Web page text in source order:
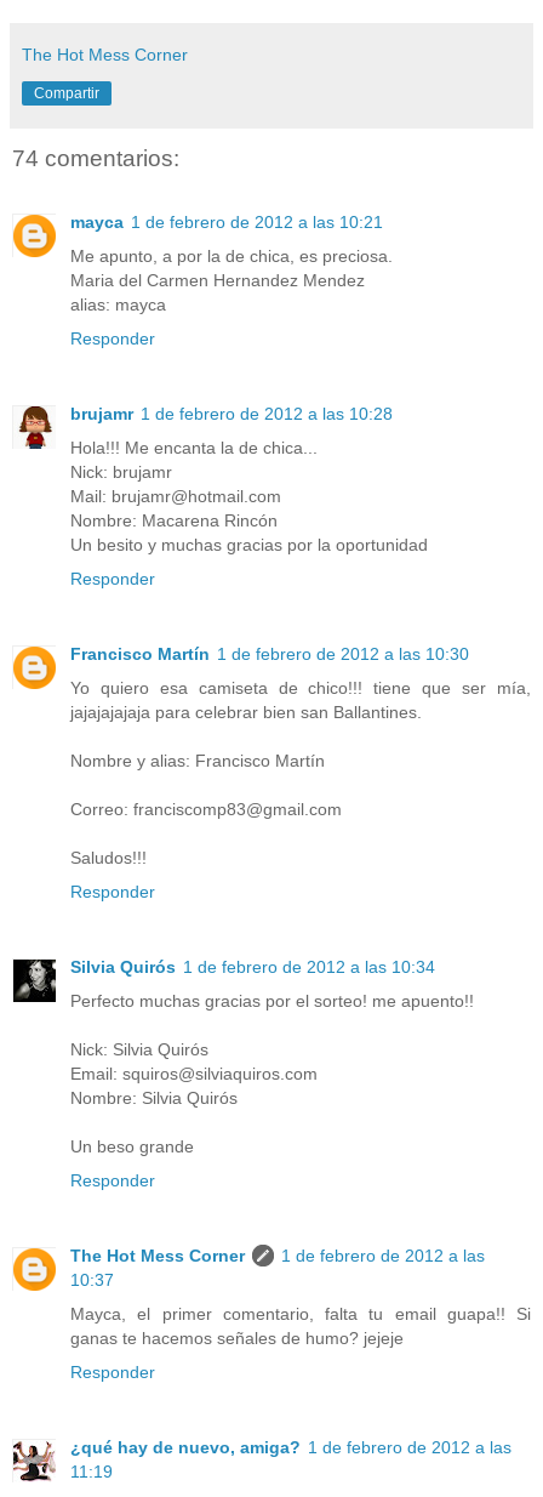
The Hot Mess Corner
Compartir
74 comentarios:
mayca 1 de febrero de 2012 a las 10:21
Me apunto, a por la de chica, es preciosa.
Maria del Carmen Hernandez Mendez
alias: mayca
Responder
brujamr 1 de febrero de 2012 a las 10:28
Hola!!! Me encanta la de chica...
Nick: brujamr
Mail: brujamr@hotmail.com
Nombre: Macarena Rincón
Un besito y muchas gracias por la oportunidad
Responder
Francisco Martín 1 de febrero de 2012 a las 10:30
Yo quiero esa camiseta de chico!!! tiene que ser mía,
jajajajajaja para celebrar bien san Ballantines.
Nombre y alias: Francisco Martín
Correo: franciscomp83@gmail.com
Saludos!!!
Responder
Silvia Quirós 1 de febrero de 2012 a las 10:34
Perfecto muchas gracias por el sorteo! me apuento!!
Nick: Silvia Quirós
Email: squiros@silviaquiros.com
Nombre: Silvia Quirós
Un beso grande
Responder
The Hot Mess Corner
1 de febrero de 2012 a las
10:37
Mayca, el primer comentario, falta tu email guapa!! Si
ganas te hacemos señales de humo? jejeje
Responder
¿qué hay de nuevo, amiga? 1 de febrero de 2012 a las
11:19